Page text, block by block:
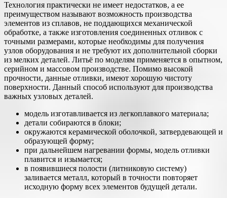
Технология практически не имеет недостатков, а ее
преимуществом называют возможность производства
элементов из сплавов, не поддающихся механической
обработке, а также изготовления соединенных отливок с
точными размерами, которые необходимы для получения
узлов оборудования и не требуют их дополнительной сборки
из мелких деталей. Литьё по моделям применяется в опытном,
серийном и массовом производстве. Помимо высокой
прочности, данные отливки, имеют хорошую чистоту
поверхности. Данный способ используют для производства
важных узловых деталей.
модель изготавливается из легкоплавкого материала;
детали собираются в блоки;
окружаются керамической оболочкой, затвердевающей и
образующей форму;
при дальнейшем нагревании формы, модель отливки
плавится и изымается;
в появившиеся полости (литниковую систему)
заливается металл, который в точности повторяет
исходную форму всех элементов будущей детали.